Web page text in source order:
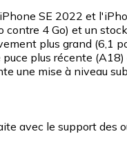
SE 2022 et
contre 4 Go) et un
plus grand (6,1
plus récente
une mise à niveau
avec le support des